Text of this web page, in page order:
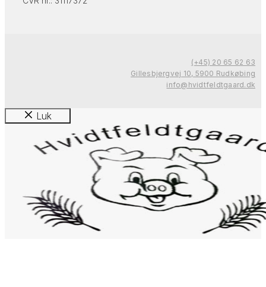
(+45) 20 65 62 63
Gillesbjergvej 10, 5900 Rudkøbing
info@hvidtfeldtgaard.dk
Luk